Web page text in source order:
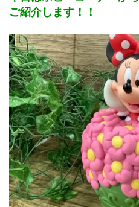
ご紹介します！！